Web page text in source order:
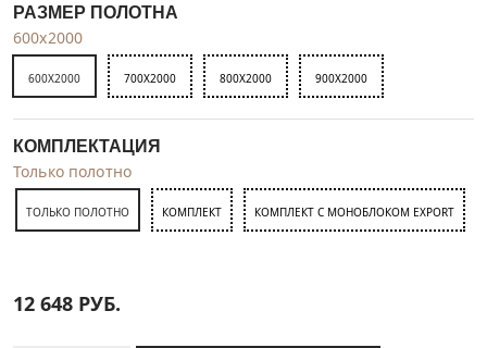
РАЗМЕР ПОЛОТНА
600x2000
600X2000 700X2000 800X2000 900X2000
КОМПЛЕКТАЦИЯ
Только полотно
ТОЛЬКО ПОЛОТНО КОМПЛЕКТ КОМПЛЕКТ С МОНОБЛОКОМ EXPORT
12 648 РУБ.